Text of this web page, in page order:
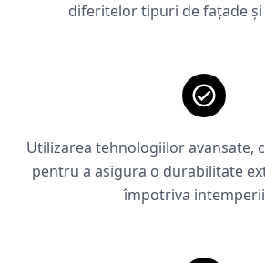
diferitelor tipuri de fațade
Utilizarea tehnologiilor avansate,
pentru a asigura o durabilitate
împotriva